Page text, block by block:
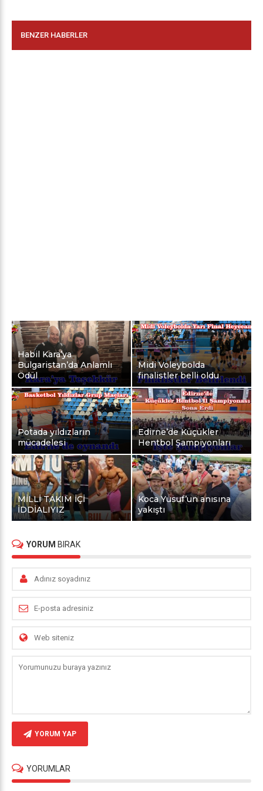
BENZER HABERLER
Habil Kara’ya
Bulgaristan’da Anlamlı
Ödül
Midi Voleybolda
finalistler belli oldu
Potada yıldızların
mücadelesi
Edirne’de Küçükler
Hentbol Şampiyonları
MİLLİ TAKIM İÇİ
İDDİALIYIZ
Koca Yusuf’un anısına
yakıştı
YORUM BIRAK
YORUM YAP
YORUMLAR